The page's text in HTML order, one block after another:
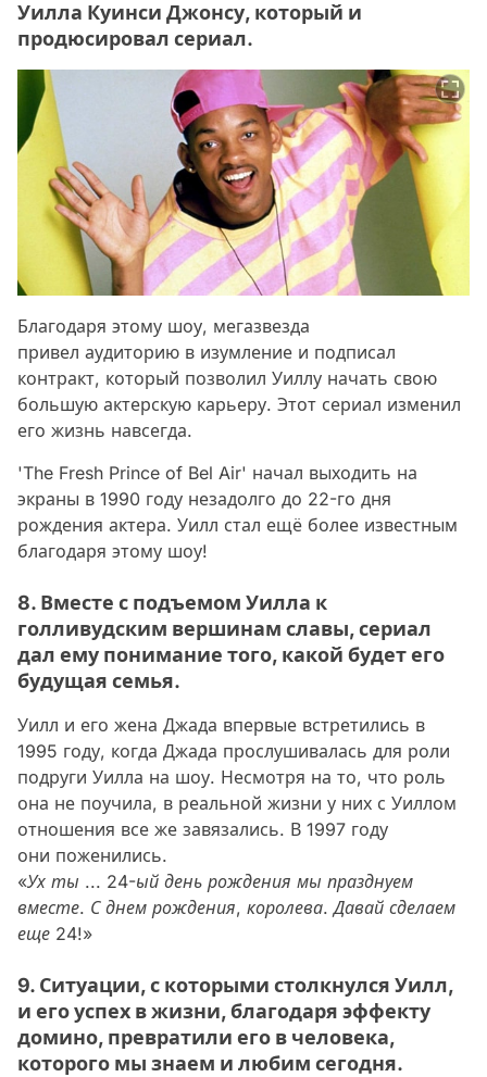
Уилла Куинси Джонсу, который и
продюсировал сериал.
Благодаря этому шоу, мегазвезда
привел аудиторию в изумление и подписал
контракт, который позволил Уиллу начать свою
большую актерскую карьеру. Этот сериал изменил
его жизнь навсегда.
'The Fresh Prince of Bel Air' начал выходить на
экраны в 1990 году незадолго до 22-го дня
рождения актера. Уилл стал ещё более известным
благодаря этому шоу!
8. Вместе с подъемом Уилла к
голливудским вершинам славы, сериал
дал ему понимание того, какой будет его
будущая семья.
Уилл и его жена Джада впервые встретились в
1995 году, когда Джада прослушивалась для роли
подруги Уилла на шоу. Несмотря на то, что роль
она не поучила, в реальной жизни у них с Уиллом
отношения все же завязались. В 1997 году
они поженились.
«Ух ты ... 24-ый день рождения мы празднуем
вместе. С днем рождения, королева. Давай сделаем
еще 24!»
9. Ситуации, с которыми столкнулся Уилл,
и его успех в жизни, благодаря эффекту
домино, превратили его в человека,
которого мы знаем и любим сегодня.